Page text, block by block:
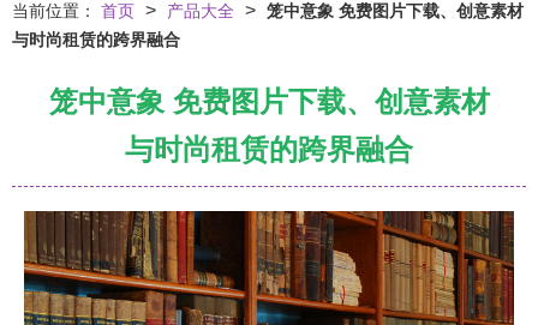
当前位置： 首页 > 产品大全 > 笼中意象 免费图片下载、创意素材
与时尚租赁的跨界融合
笼中意象 免费图片下载、创意素材
与时尚租赁的跨界融合